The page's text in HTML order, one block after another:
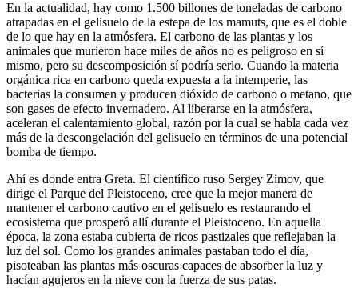
En la actualidad, hay como 1.500 billones de toneladas de carbono
atrapadas en el gelisuelo de la estepa de los mamuts, que es el doble
de lo que hay en la atmósfera. El carbono de las plantas y los
animales que murieron hace miles de años no es peligroso en sí
mismo, pero su descomposición sí podría serlo. Cuando la materia
orgánica rica en carbono queda expuesta a la intemperie, las
bacterias la consumen y producen dióxido de carbono o metano, que
son gases de efecto invernadero. Al liberarse en la atmósfera,
aceleran el calentamiento global, razón por la cual se habla cada vez
más de la descongelación del gelisuelo en términos de una potencial
bomba de tiempo.
Ahí es donde entra Greta. El científico ruso Sergey Zimov, que
dirige el Parque del Pleistoceno, cree que la mejor manera de
mantener el carbono cautivo en el gelisuelo es restaurando el
ecosistema que prosperó allí durante el Pleistoceno. En aquella
época, la zona estaba cubierta de ricos pastizales que reflejaban la
luz del sol. Como los grandes animales pastaban todo el día,
pisoteaban las plantas más oscuras capaces de absorber la luz y
hacían agujeros en la nieve con la fuerza de sus patas.